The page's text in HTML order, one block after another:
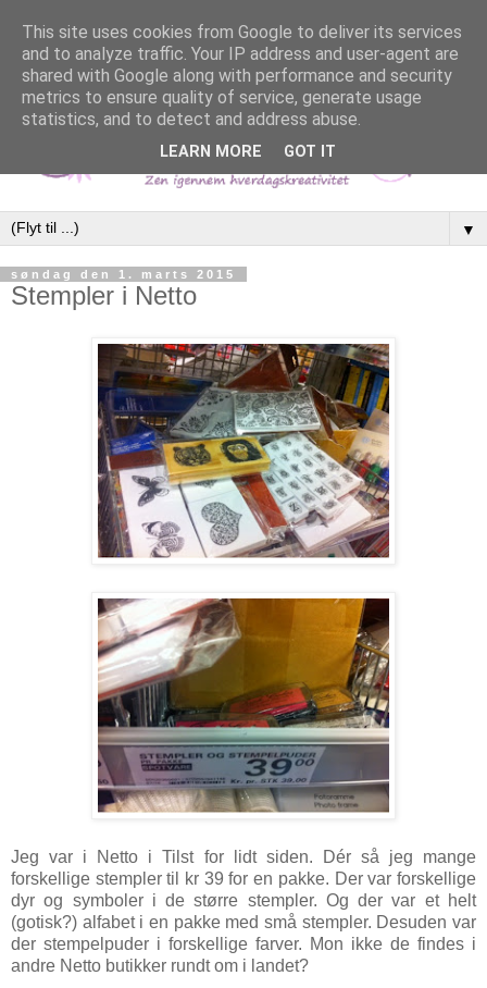
▼
søndag den 1. marts 2015
Stempler i Netto
Jeg var i Netto i Tilst for lidt siden. Dér så jeg mange
forskellige stempler til kr 39 for en pakke. Der var forskellige
dyr og symboler i de større stempler. Og der var et helt
(gotisk?) alfabet i en pakke med små stempler. Desuden var
der stempelpuder i forskellige farver. Mon ikke de findes i
andre Netto butikker rundt om i landet?
This site uses cookies from Google to deliver its services
and to analyze traffic. Your IP address and user-agent are
shared with Google along with performance and security
metrics to ensure quality of service, generate usage
statistics, and to detect and address abuse.
LEARN MORE GOT IT